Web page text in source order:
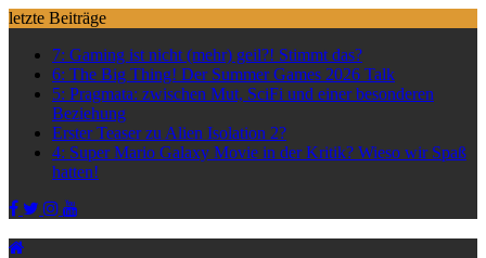
Skip
content
letzte Beiträge
7: Gaming ist nicht (mehr) geil?! Stimmt das?
6: The Big Thing! Der Summer Games 2026 Talk
5: Pragmata: zwischen Mut, SciFi und einer besonderen
Beziehung
Erster Teaser zu Alien Isolation 2?
4: Super Mario Galaxy Movie in der Kritik? Wieso wir Spaß
hatten!